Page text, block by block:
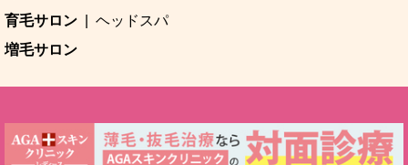
育毛サロン
ヘッドスパ
増毛サロン